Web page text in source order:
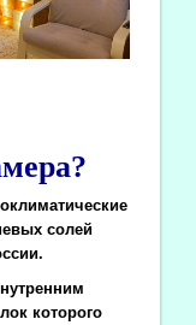
солей
которого